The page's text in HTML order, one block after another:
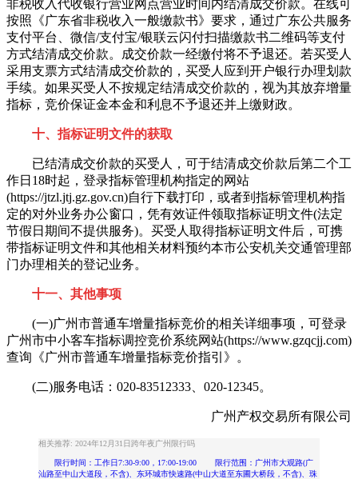
非税收入代收银行营业网点营业时间内结清成交价款。在线可
按照《广东省非税收入一般缴款书》要求，通过广东公共服务
支付平台、微信/支付宝/银联云闪付扫描缴款书二维码等支付
方式结清成交价款。成交价款一经缴付将不予退还。若买受人
采用支票方式结清成交价款的，买受人应到开户银行办理划款
手续。如果买受人不按规定结清成交价款的，视为其放弃增量
指标，竞价保证金本金和利息不予退还并上缴财政。
十、指标证明文件的获取
已结清成交价款的买受人，可于结清成交价款后第二个工
作日18时起，登录指标管理机构指定的网站
(https://jtzl.jtj.gz.gov.cn)自行下载打印，或者到指标管理机构指
定的对外业务办公窗口，凭有效证件领取指标证明文件(法定
节假日期间不提供服务)。买受人取得指标证明文件后，可携
带指标证明文件和其他相关材料预约本市公安机关交通管理部
门办理相关的登记业务。
十一、其他事项
(一)广州市普通车增量指标竞价的相关详细事项，可登录
广州市中小客车指标调控竞价系统网站(https://www.gzqcjj.com)
查询《广州市普通车增量指标竞价指引》。
(二)服务电话：020-83512333、020-12345。
广州产权交易所有限公司
相关推荐: 2024年12月31日跨年夜广州限行吗
限行时间：工作日7:30-9:00，17:00-19:00 限行范围：广州市大观路(广
汕路至中山大道段，不含)、东环城市快速路(中山大道至东圃大桥段，不含)、珠